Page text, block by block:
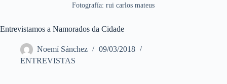
Fotografía: rui carlos mateus
Entrevistamos a Namorados da Cidade
Noemí Sánchez
09/03/2018
ENTREVISTAS